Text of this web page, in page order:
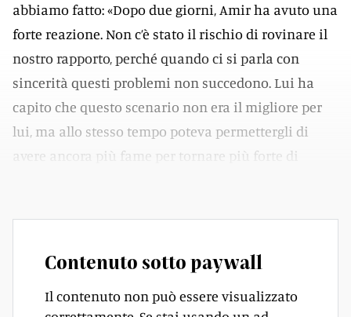
abbiamo fatto: «Dopo due giorni, Amir ha avuto una
forte reazione. Non c’è stato il rischio di rovinare il
nostro rapporto, perché quando ci si parla con
sincerità questi problemi non succedono. Lui ha
capito che questo scenario non era il migliore per
lui, ma allo stesso tempo poteva permettergli di
avere ancora più fame per tornare più forte di
Contenuto sotto paywall
Il contenuto non può essere visualizzato